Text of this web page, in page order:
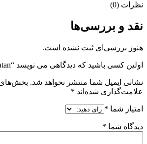
نظرات (0)
نقد و بررسی‌ها
هنوز بررسی‌ای ثبت نشده است.
اولین کسی باشید که دیدگاهی می نویسد “The Settlers of Catan”
نشانی ایمیل شما منتشر نخواهد شد. بخش‌های
علامت‌گذاری شده‌اند *
امتیاز شما *
دیدگاه شما *